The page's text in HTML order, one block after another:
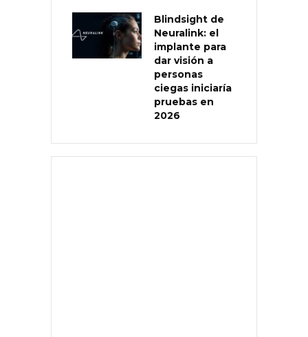
Blindsight de
Neuralink: el
implante para
dar visión a
personas
ciegas iniciaría
pruebas en
2026